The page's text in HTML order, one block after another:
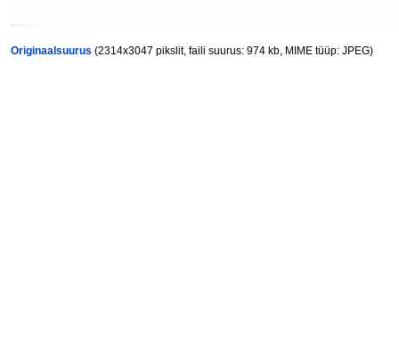
Originaalsuurus (2314x3047 pikslit, faili suurus: 974 kb, MIME tüüp: JPEG)